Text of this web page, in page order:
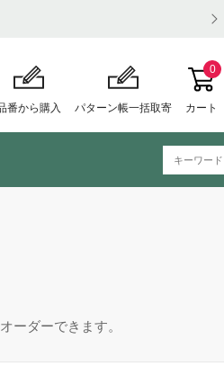
番から購入 パターン帳一括取寄 カート
0
ーダーできます。